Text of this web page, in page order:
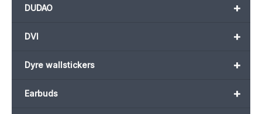
+
DUDAO
+
DVI
+
Dyre wallstickers
+
Earbuds